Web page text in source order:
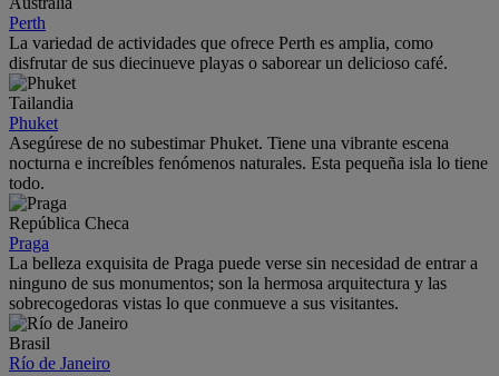
Perth
La variedad de actividades que ofrece Perth es amplia, como
disfrutar de sus diecinueve playas o saborear un delicioso café.
Tailandia
Phuket
Asegúrese de no subestimar Phuket. Tiene una vibrante escena
nocturna e increíbles fenómenos naturales. Esta pequeña isla lo tiene
todo.
República Checa
Praga
La belleza exquisita de Praga puede verse sin necesidad de entrar a
ninguno de sus monumentos; son la hermosa arquitectura y las
sobrecogedoras vistas lo que conmueve a sus visitantes.
Brasil
Río de Janeiro